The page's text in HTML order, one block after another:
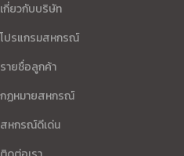
เกี่ยวกับบริษัท
โปรแกรมสหกรณ์
รายชื่อลูกค้า
กฏหมายสหกรณ์
สหกรณ์ดีเด่น